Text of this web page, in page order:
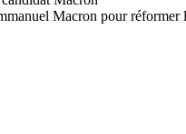
Macron pour réformer